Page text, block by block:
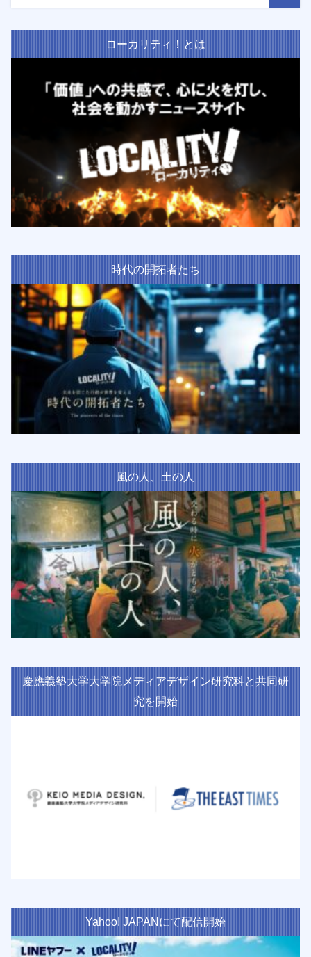
ローカリティ！とは
時代の開拓者たち
風の人、土の人
慶應義塾大学大学院メディアデザイン研究科と共同研
究を開始
Yahoo! JAPANにて配信開始